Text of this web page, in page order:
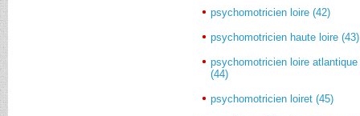
psychomotricien loire (42)
psychomotricien haute loire (43)
psychomotricien loire atlantique
(44)
psychomotricien loiret (45)